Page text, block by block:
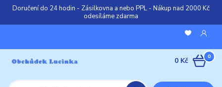
Doručení do 24 hodin - Zásilkovna a nebo PPL - Nákup nad 2000 Kč
odesíláme zdarma
0
0 Kč